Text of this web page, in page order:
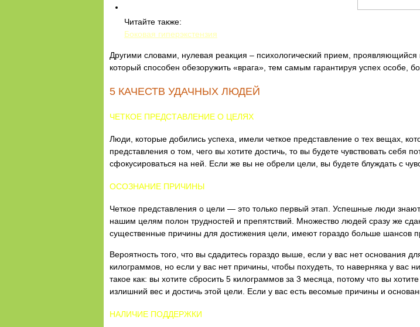
Читайте также:
Боковая гиперэкстензия
Другими словами, нулевая реакция – психологический прием,
который способен обезоружить «врага», тем самым гарантируя успех особе,
5 КАЧЕСТВ УДАЧНЫХ ЛЮДЕЙ
ЧЕТКОЕ ПРЕДСТАВЛЕНИЕ О ЦЕЛЯХ
Люди, которые добились успеха, имели четкое представление о тех вещах,
представления о том, чего вы хотите достичь, то вы будете чувствовать себя
сфокусироваться на ней. Если же вы не обрели цели, вы будете блуждать с
ОСОЗНАНИЕ ПРИЧИНЫ
Четкое представления о цели — это только первый этап. Успешные люди
нашим целям полон трудностей и препятствий. Множество людей сразу же
существенные причины для достижения цели, имеют гораздо больше шансов
Вероятность того, что вы сдадитесь гораздо выше, если у вас нет основания
килограммов, но если у вас нет причины, чтобы похудеть, то наверняка у вас
такое как: вы хотите сбросить 5 килограммов за 3 месяца, потому что вы
излишний вес и достичь этой цели. Если у вас есть весомые причины и
НАЛИЧИЕ ПОДДЕРЖКИ